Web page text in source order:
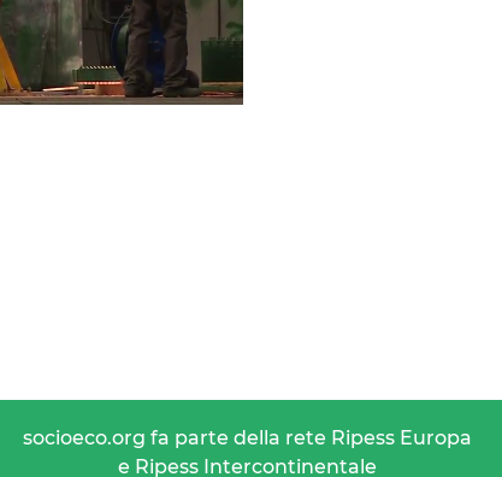
socioeco.org fa parte della rete Ripess Europa
e Ripess Intercontinentale